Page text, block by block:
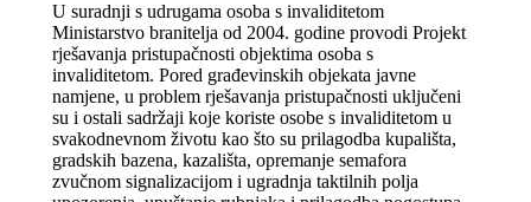
U suradnji s udrugama osoba s invaliditetom
Ministarstvo branitelja od 2004. godine provodi Projekt
rješavanja pristupačnosti objektima osoba s
invaliditetom. Pored građevinskih objekata javne
namjene, u problem rješavanja pristupačnosti uključeni
su i ostali sadržaji koje koriste osobe s invaliditetom u
svakodnevnom životu kao što su prilagodba kupališta,
gradskih bazena, kazališta, opremanje semafora
zvučnom signalizacijom i ugradnja taktilnih polja